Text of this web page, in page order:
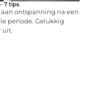
7 tips
ontspanning na een
periode. Gelukkig
uit.